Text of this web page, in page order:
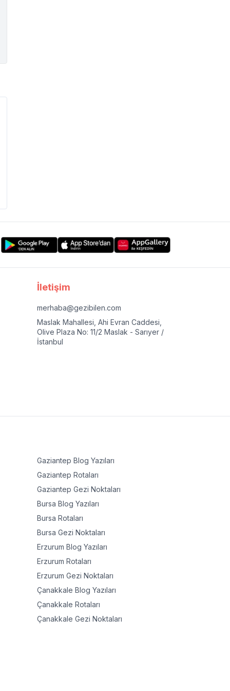
İletişim
merhaba@gezibilen.com
Maslak Mahallesi, Ahi Evran Caddesi,
Olive Plaza No: 11/2 Maslak - Sarıyer /
İstanbul
Gaziantep Blog Yazıları
Gaziantep Rotaları
Gaziantep Gezi Noktaları
Bursa Blog Yazıları
Bursa Rotaları
Bursa Gezi Noktaları
Erzurum Blog Yazıları
Erzurum Rotaları
Erzurum Gezi Noktaları
Çanakkale Blog Yazıları
Çanakkale Rotaları
Çanakkale Gezi Noktaları